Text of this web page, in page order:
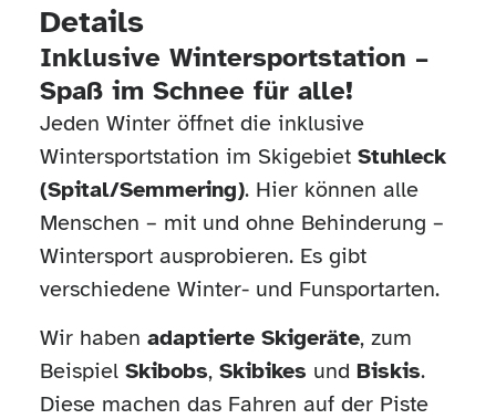
Details
Inklusive Wintersportstation –
Spaß im Schnee für alle!
Jeden Winter öffnet die inklusive
Wintersportstation im Skigebiet Stuhleck
(Spital/Semmering). Hier können alle
Menschen – mit und ohne Behinderung –
Wintersport ausprobieren. Es gibt
verschiedene Winter- und Funsportarten.
Wir haben adaptierte Skigeräte, zum
Beispiel Skibobs, Skibikes und Biskis.
Diese machen das Fahren auf der Piste